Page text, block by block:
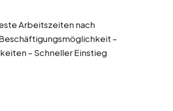
Arbeitszeiten nach
–
– Schneller Einstieg